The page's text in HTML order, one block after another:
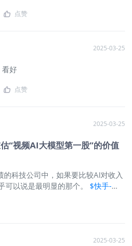
yoy）；海外收入增长
但担忧用户增长环比小幅下滑。投资
724 亿元（+20.1% yoy），主因：
广告收入达 51.4 元（+7.9%
1.39 万亿，用户粘性与供给升级共
买家数 1.43
点赞
2025-03-25
看好
点赞
2025-03-25
“视频AI大模型第一股”的价值
科技公司中，如果要比较AI对收入
可以说是最明显的那个。 $快手-
日活用户平均线上营销服务收入大
区对用户的吸引力。 2，作为最近唯
2025-03-25